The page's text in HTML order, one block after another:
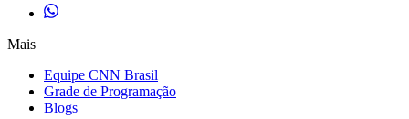
Mais
Equipe CNN Brasil
Grade de Programação
Blogs